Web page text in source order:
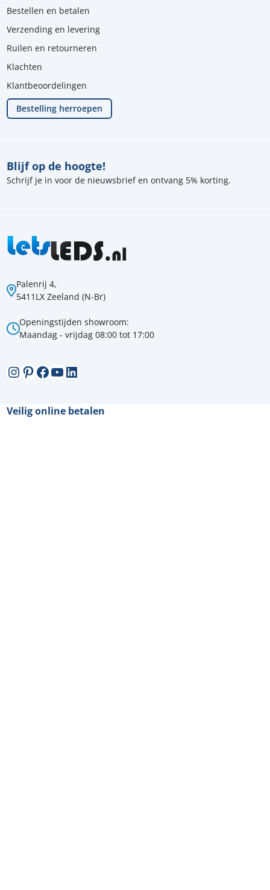
Palenrij 4,
5411LX Zeeland (N-Br)
Openingstijden showroom:
Maandag - vrijdag 08:00 tot 17:00
Instagram
Pinterest
Facebook
YouTube
LinkedIn
Blijf op de hoogte!
Schrijf je in voor de nieuwsbrief en ontvang 5% korting.
Bestellen en betalen
Verzending en levering
Ruilen en retourneren
Klachten
Klantbeoordelingen
Bestelling herroepen
Veilig online betalen